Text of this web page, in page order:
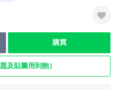
購買
及貼圖用到飽）